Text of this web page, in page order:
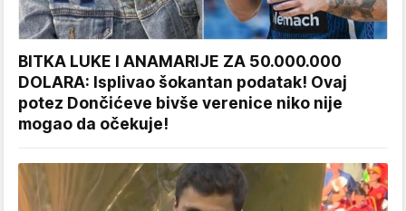
BITKA LUKE I ANAMARIJE ZA 50.000.000
DOLARA: Isplivao šokantan podatak! Ovaj
potez Dončićeve bivše verenice niko nije
mogao da očekuje!